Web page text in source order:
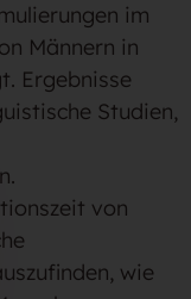
im
Männern in
Ergebnisse
Studien,
von
wie